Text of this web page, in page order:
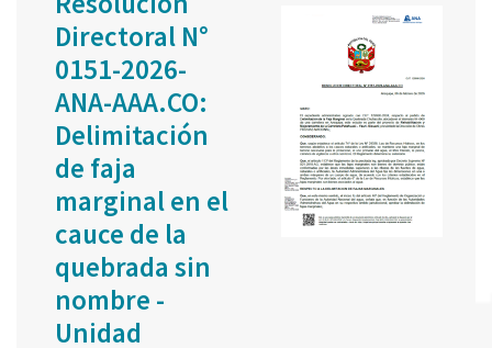
Directoral N°
0151-2026-
ANA-AAA.CO:
Delimitación
de faja
marginal en el
cauce de la
quebrada sin
nombre -
Unidad